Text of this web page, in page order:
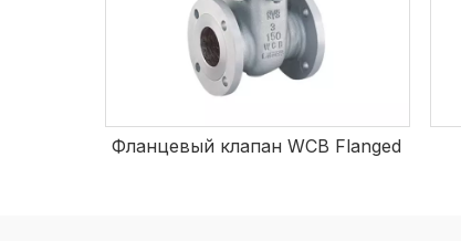
Фланцевый клапан WCB Flanged